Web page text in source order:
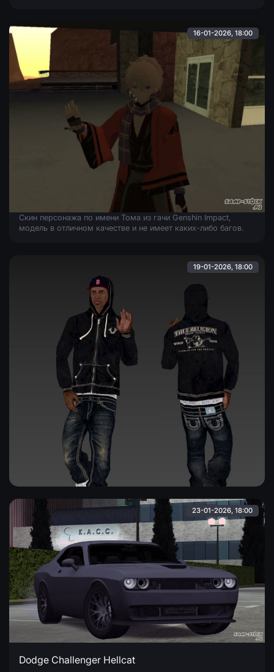
16-01-2026, 18:00
Тома из Genshin Impact
Скин персонажа по имени Тома из гачи Genshin Impact,
модель в отличном качестве и не имеет каких-либо багов.
19-01-2026, 18:00
Член банды True Religion
Скин чернокожего парня в модных джинсах, белых
кроссовках и черном бомбере с логотипом банды True
Religion на спине.
23-01-2026, 18:00
Dodge Challenger Hellcat